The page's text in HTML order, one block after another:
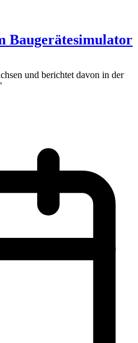
Baugerätesimulator
und berichtet davon in der